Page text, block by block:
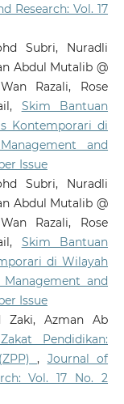
Research: Vol. 17
Subri, Nuradli
Abdul Mutalib @
Razali, Rose
Skim Bantuan
Kontemporari di
and
Issue
Subri, Nuradli
Abdul Mutalib @
Razali, Rose
Skim Bantuan
di Wilayah
and
Issue
Zaki, Azman Ab
Pendidikan:
, Journal of
Vol. 17 No. 2